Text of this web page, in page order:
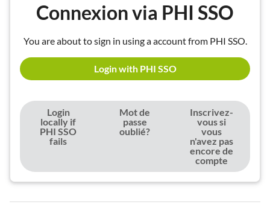
Connexion via PHI SSO
You are about to sign in using a account from PHI SSO.
Login with PHI SSO
Login
locally if
PHI SSO
fails
Mot de
passe
oublié?
Inscrivez-
vous si
vous
n'avez pas
encore de
compte